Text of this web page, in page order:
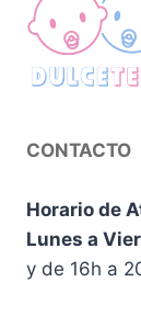
CONTACTO
Horario de
Lunes a
y de 16h a